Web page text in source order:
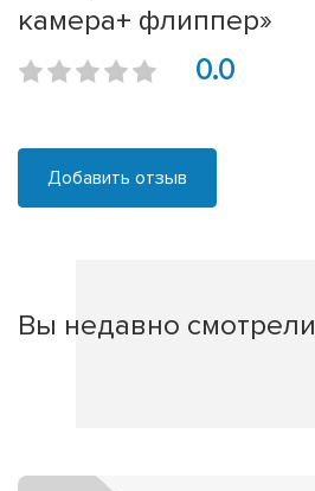
камера+ флиппер»
0.0
Добавить отзыв
Вы недавно смотрели